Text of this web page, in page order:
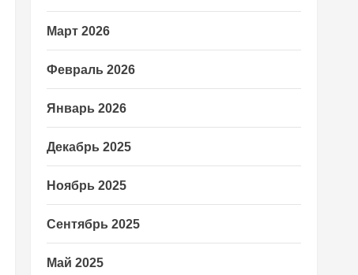
Март 2026
Февраль 2026
Январь 2026
Декабрь 2025
Ноябрь 2025
Сентябрь 2025
Май 2025